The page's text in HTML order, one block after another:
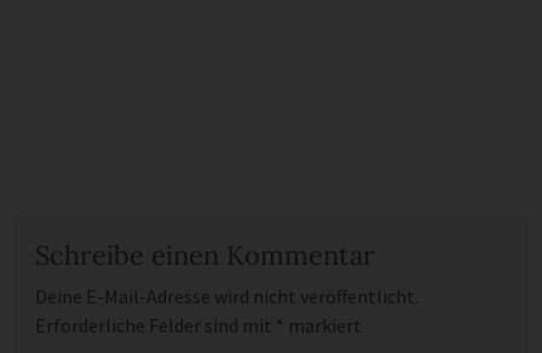
Schreibe einen Kommentar
Deine E-Mail-Adresse wird nicht veröffentlicht.
Erforderliche Felder sind mit * markiert